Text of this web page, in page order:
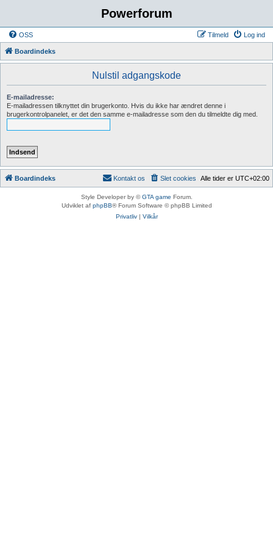
Powerforum
OSS Log ind
Tilmeld
Boardindeks
Nulstil adgangskode
E-mailadresse:
E-mailadressen tilknyttet din brugerkonto. Hvis du ikke har ændret denne i
brugerkontrolpanelet, er det den samme e-mailadresse som den du tilmeldte dig med.
Boardindeks Alle tider er UTC+02:00
Slet cookies
Kontakt os
Style Developer by ©GTA game Forum.
Udviklet af phpBB® Forum Software © phpBB Limited
Privatliv| Vilkår